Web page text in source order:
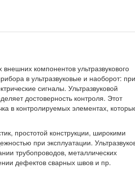
компонентов ультразвукового
в ультразвуковые и наоборот:
сигналы. Ультразвуковой
достоверность контроля. Этот
в контролируемых элементах,
простотой конструкции, широкими
при эксплуатации.
трубопроводов, металлических
дефектов сварных швов и пр.